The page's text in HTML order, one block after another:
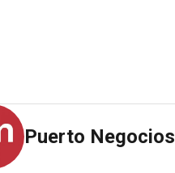
Puerto Negocios